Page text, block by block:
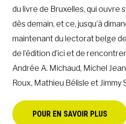
du livre de Bruxelles, qui ouvre
dès demain, et ce, jusqu’à
maintenant du lectorat belge
de l’édition d’ici et de
Andrée A. Michaud, Michel
Roux, Mathieu Bélisle et Jimmy
POUR EN SAVOIR PLUS